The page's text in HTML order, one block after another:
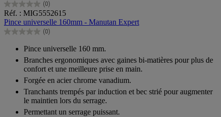
(0)
0.0
sur
5
étoiles.
Réf. : MIG5552615
Pince universelle 160mm - Manutan Expert
(0)
0.0
étoiles.
Pince universelle 160 mm.
Branches ergonomiques avec gaines bi-matières pour plus de
confort et une meilleure prise en main.
Forgée en acier chrome vanadium.
Tranchants trempés par induction et bec strié pour augmenter
le maintien lors du serrage.
Permettant un serrage puissant.